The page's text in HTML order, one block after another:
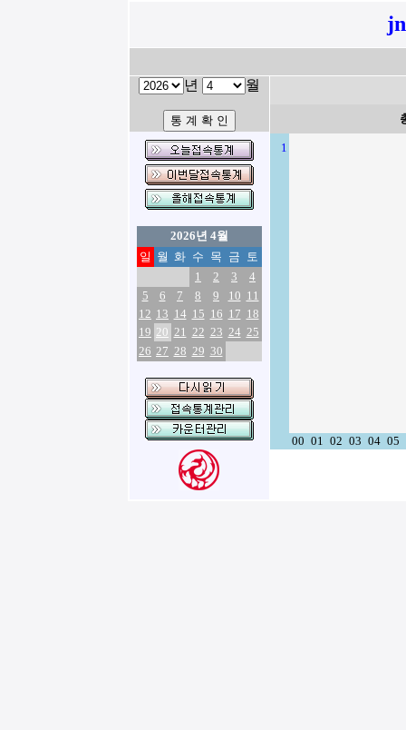
년 월
2026년 4월
일 월 화 수 목 금 토
1
2 3
4
5
6 7 8 9 10 11
12 13 14 15 16 17 18
19 20 21 22 23 24 25
26 27 28 29 30
1
00 01 02 03 04 05